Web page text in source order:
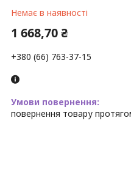
Немає в наявності
1 668,70 ₴
+380 (66) 763-37-15
повернення товару